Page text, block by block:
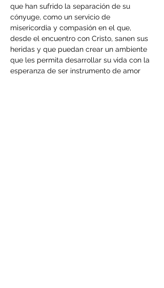
que han sufrido la separación de su
cónyuge, como un servicio de
misericordia y compasión en el que,
desde el encuentro con Cristo, sanen sus
heridas y que puedan crear un ambiente
que les permita desarrollar su vida con la
esperanza de ser instrumento de amor